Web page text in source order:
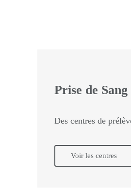
Prise de Sang
Des centres de
Voir les centres